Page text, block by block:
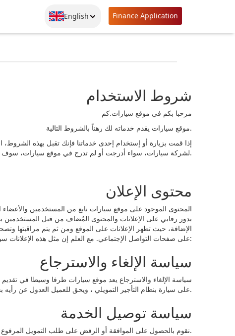
English Finance Application
شروط الاستخدام
مرحبا بكم في موقع سيارات.كم
موقع سيارات يقدم خدماته لك رهناً بالشروط التالية.
إذا قمت بزيارة أو إستخدام إحدى خدماتنا فإنك تقبل بهذه الشروط،
لشركة سيارات، سواء أدرجت أو لم تدرج في موقع سيارات، سوف تخضع أيضا للمبادئ التوجيهية والشروط التي تنطبق على هذه الخدمة أو الأعمال التجارية.
محتوى الإعلان
المحتوى الموجود على موقع سيارات نابع من المستخدمين
بدور رقابي على الإعلانات والمحتوى المُضاف من قبل المستخدمين
الإضافة، حيث تظهر الإعلانات على الموقع ومن ثم يتم مراقبتها
على صفحات التواصل الإجتماعي. مع العلم إن مثل هذه الإعلانات سوف يتم حذفها مباشرة من قبل مسؤولي الموقع. وكمثال عليها لا للحصر:
سياسة الإلغاء والاسترجاع
سياسة الإلغاء والاسترجاع يعد موقع سيارات طرفا وسيطا في
على سيارة بنظام التأجير التمويلي ، ويحق للعميل العدول عن رأيه بعد الحصول على الموافقة في أي وقت ما لم يوقع عقد التمويل مع جهة التمويل.
سياسة توصيل الخدمة
نقوم بالحصول على الموافقة أو الرفض على طلب التمويل المرفوع من العميل ، وإيصاله للعميل عبر وسائل التواصل سواء على الجوال أو بالإيميل.